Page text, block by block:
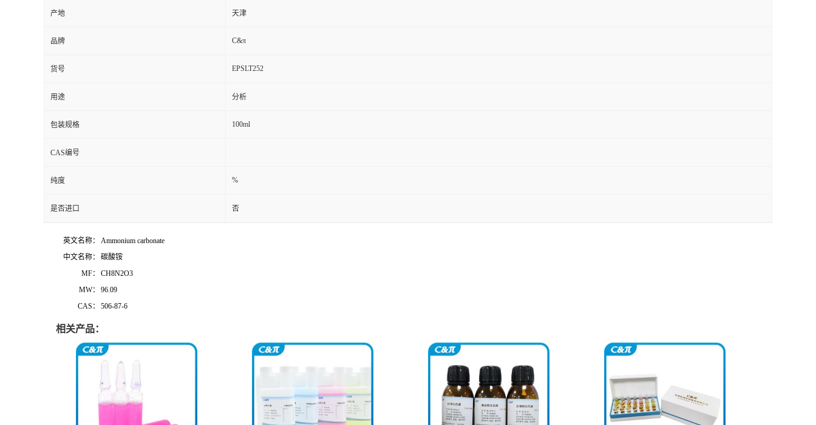
产地 天津
品牌 C&π
货号 EPSLT252
用途 分析
包装规格 100ml
CAS编号
纯度 %
是否进口 否
英文名称：
Ammonium carbonate
中文名称：
碳酸铵
MF：
CH8N2O3
MW：
96.09
CAS：
506-87-6
相关产品：